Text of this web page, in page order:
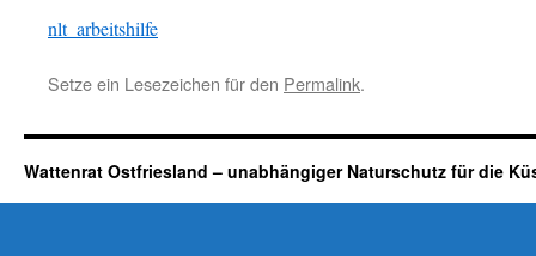
nlt_arbeitshilfe
Setze ein Lesezeichen für den Permalink.
Wattenrat Ostfriesland – unabhängiger Naturschutz für die